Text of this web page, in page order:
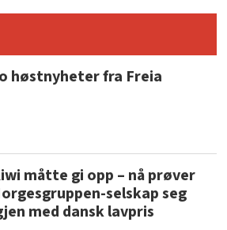
høstnyheter fra Freia
måtte gi opp – nå prøver
selskap seg
med dansk lavpris